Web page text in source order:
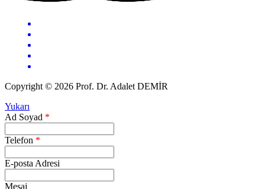
Copyright © 2026 Prof. Dr. Adalet DEMİR
Yukarı
Ad Soyad *
Telefon *
E-posta Adresi
Mesaj